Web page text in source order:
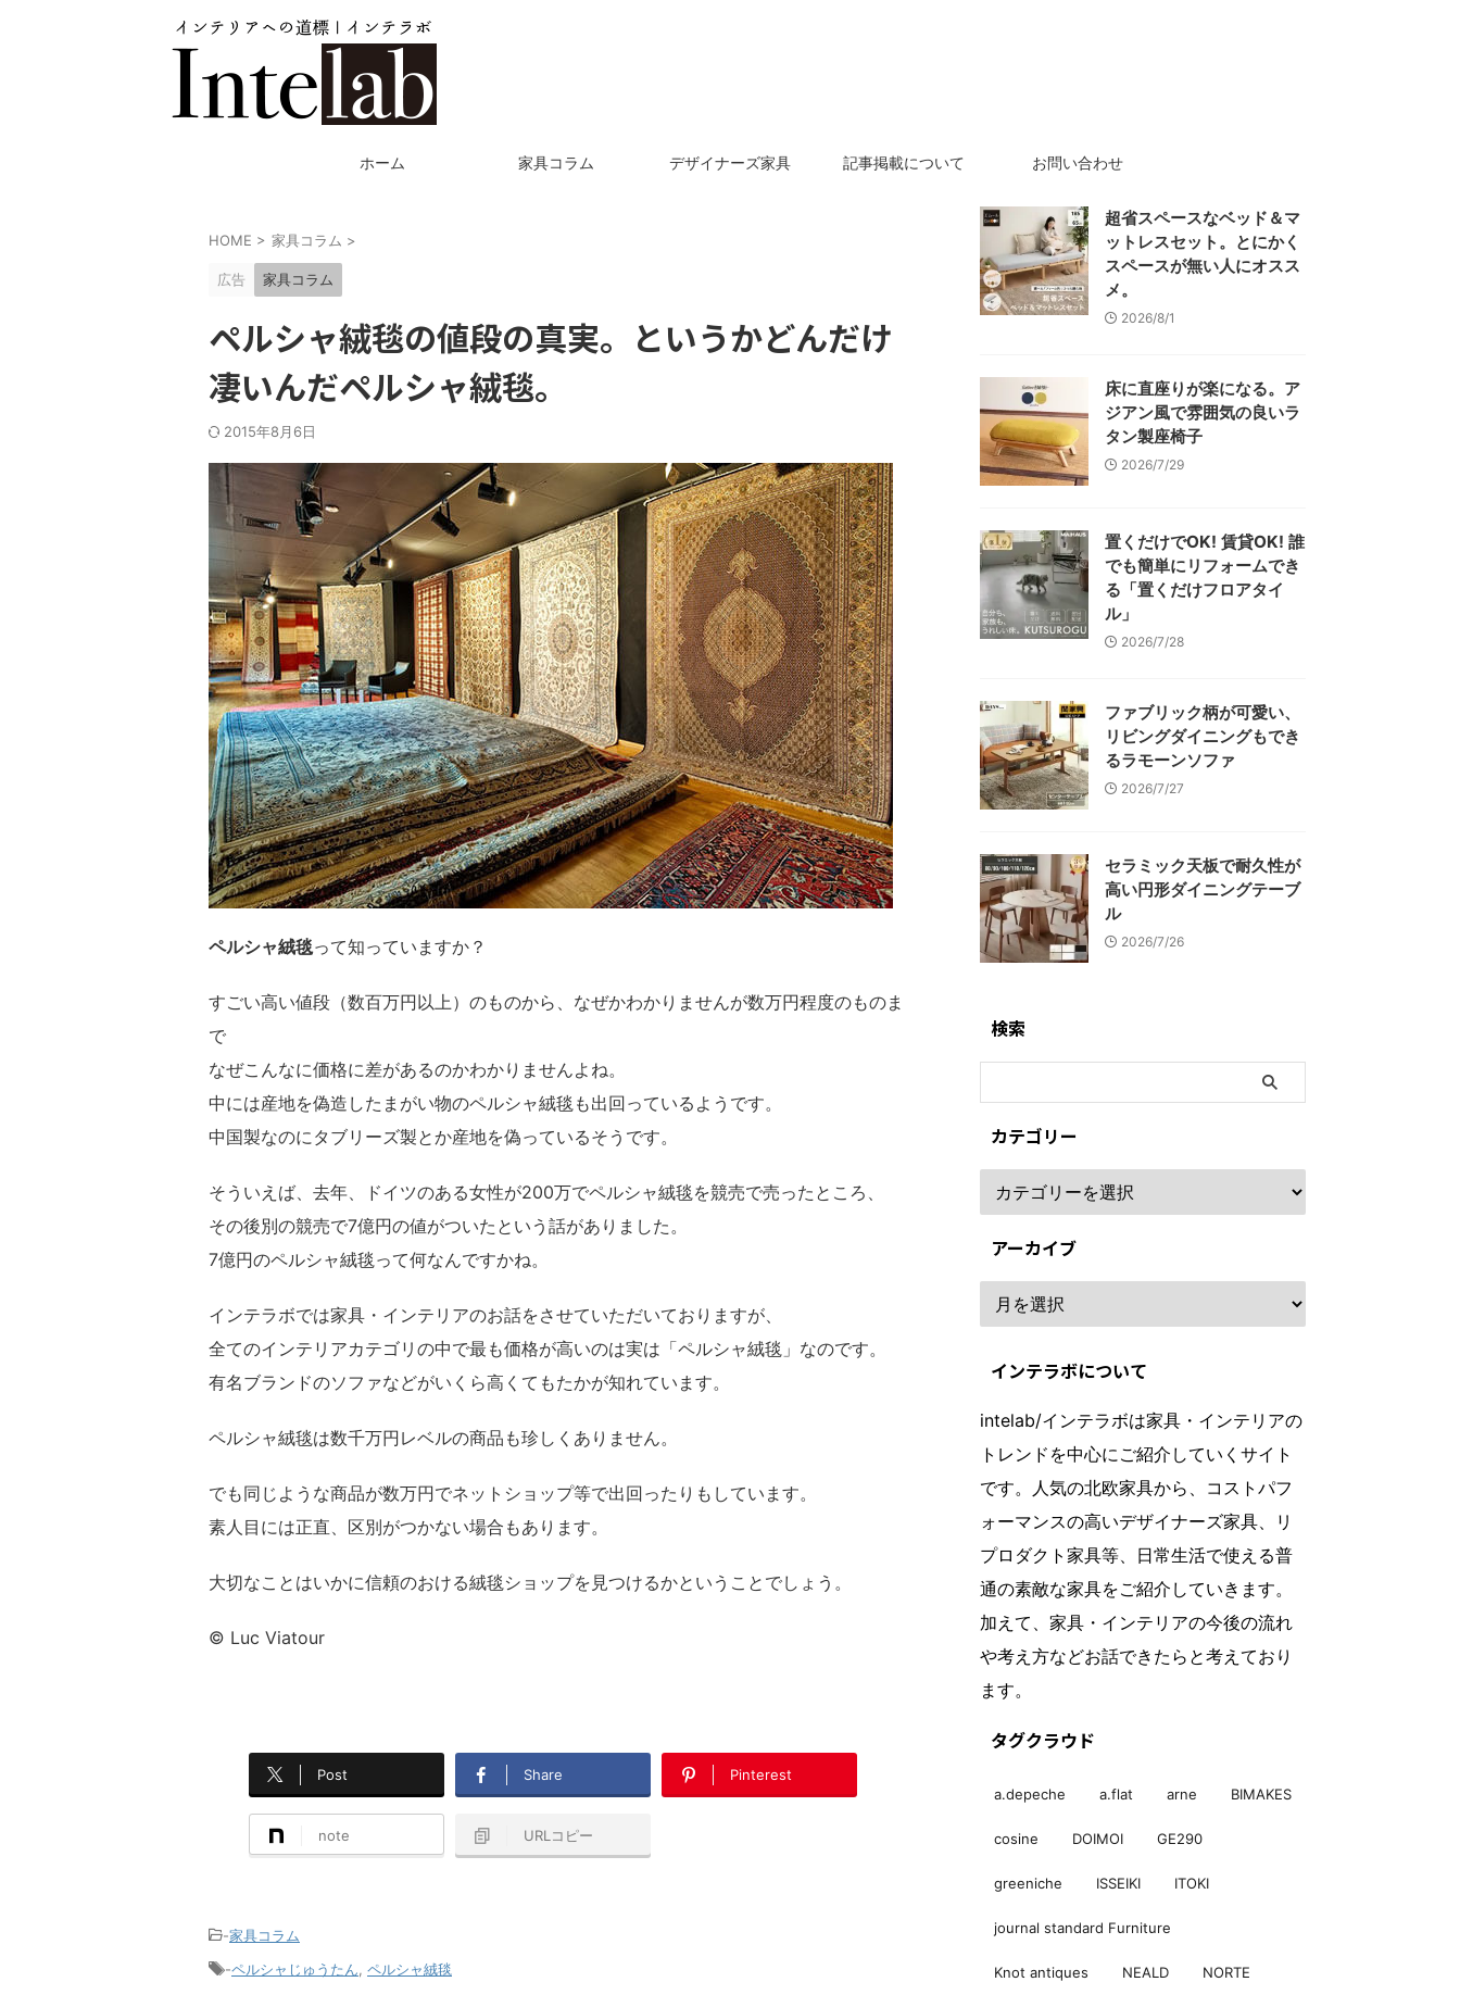
ホーム 家具コラム デザイナーズ家具 記事掲載について お問い合わせ
HOME > 家具コラム >
広告 家具コラム
ペルシャ絨毯の値段の真実。というかどんだけ
凄いんだペルシャ絨毯。
2015年8月6日
ペルシャ絨毯って知っていますか？
すごい高い値段（数百万円以上）のものから、なぜかわかりませんが数万円程度のものま
で
なぜこんなに価格に差があるのかわかりませんよね。
中には産地を偽造したまがい物のペルシャ絨毯も出回っているようです。
中国製なのにタブリーズ製とか産地を偽っているそうです。
そういえば、去年、ドイツのある女性が200万でペルシャ絨毯を競売で売ったところ、
その後別の競売で7億円の値がついたという話がありました。
7億円のペルシャ絨毯って何なんですかね。
インテラボでは家具・インテリアのお話をさせていただいておりますが、
全てのインテリアカテゴリの中で最も価格が高いのは実は「ペルシャ絨毯」なのです。
有名ブランドのソファなどがいくら高くてもたかが知れています。
ペルシャ絨毯は数千万円レベルの商品も珍しくありません。
でも同じような商品が数万円でネットショップ等で出回ったりもしています。
素人目には正直、区別がつかない場合もあります。
大切なことはいかに信頼のおける絨毯ショップを見つけるかということでしょう。
© Luc Viatour
Post Share Pinterest
note URLコピー
-家具コラム
-ペルシャじゅうたん ペルシャ絨毯
超省スペースなベッド＆マ
ットレスセット。とにかく
スペースが無い人にオスス
メ。
2026/8/1
床に直座りが楽になる。ア
ジアン風で雰囲気の良いラ
タン製座椅子
2026/7/29
置くだけでOK! 賃貸OK! 誰
でも簡単にリフォームでき
る「置くだけフロアタイ
ル」
2026/7/28
ファブリック柄が可愛い、
リビングダイニングもでき
るラモーンソファ
2026/7/27
セラミック天板で耐久性が
高い円形ダイニングテーブ
ル
2026/7/26
検索
カテゴリー
アーカイブ
インテラボについて
intelab/インテラボは家具・インテリアの
トレンドを中心にご紹介していくサイト
です。人気の北欧家具から、コストパフ
ォーマンスの高いデザイナーズ家具、リ
プロダクト家具等、日常生活で使える普
通の素敵な家具をご紹介していきます。
加えて、家具・インテリアの今後の流れ
や考え方などお話できたらと考えており
ます。
タグクラウド
a.depeche a.flat arne BIMAKES
cosine DOIMOI GE290
greeniche ISSEIKI ITOKI
journal standard Furniture
Knot antiques NEALD NORTE